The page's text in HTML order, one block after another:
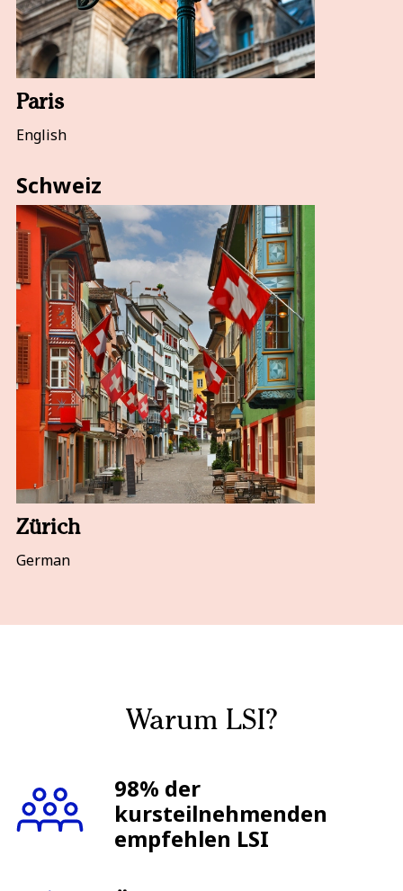
Paris
English
Schweiz
Zürich
German
Warum LSI?
98% der
kursteilnehmenden
empfehlen LSI